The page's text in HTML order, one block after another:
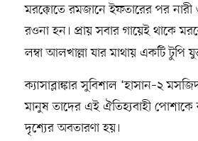
মরক্কোতে রমজানে ইফতারের পর
রওনা হন। প্রায় সবার গায়েই থাকে
লম্বা আলখাল্লা যার মাথায় একটি টুপি
ক্যাসাব্লাঙ্কার সুবিশাল ‘হাসান–২
মানুষ তাদের এই ঐতিহ্যবাহী
দৃশ্যের অবতারণা হয়।